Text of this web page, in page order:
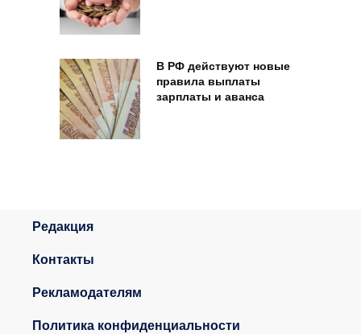
В РФ действуют новые
правила выплаты
зарплаты и аванса
Редакция
Контакты
Рекламодателям
Политика конфиденциальности